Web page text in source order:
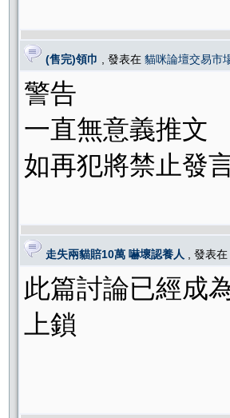
(售完)領巾 , 發表在 貓咪論壇交易市
警告
一直無意義推文
如再犯將禁止發
走失兩貓賠10萬 嚇壞認養人 , 發表在
此篇討論已經成
上鎖